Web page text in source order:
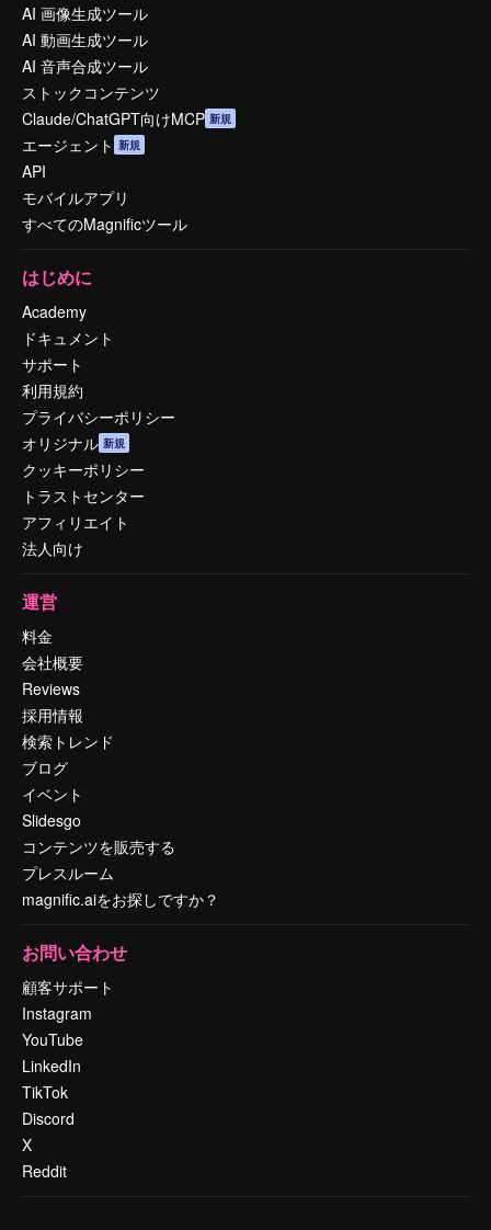
AI 画像生成ツール
AI 動画生成ツール
AI 音声合成ツール
ストックコンテンツ
Claude/ChatGPT向けMCP 新規
エージェント 新規
API
モバイルアプリ
すべてのMagnificツール
はじめに
Academy
ドキュメント
サポート
利用規約
プライバシーポリシー
オリジナル 新規
クッキーポリシー
トラストセンター
アフィリエイト
法人向け
運営
料金
会社概要
Reviews
採用情報
検索トレンド
ブログ
イベント
Slidesgo
コンテンツを販売する
プレスルーム
magnific.aiをお探しですか？
お問い合わせ
顧客サポート
Instagram
YouTube
LinkedIn
TikTok
Discord
X
Reddit